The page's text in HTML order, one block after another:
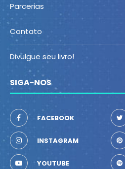
Parcerias
Contato
Divulgue seu livro!
SIGA-NOS
FACEBOOK
INSTAGRAM
YOUTUBE